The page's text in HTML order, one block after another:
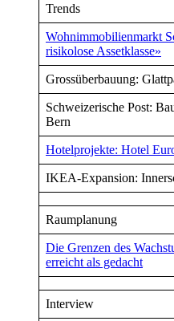
Trends
Wohnimmobilienmarkt
risikolose Assetklasse»
Grossüberbauung:
Schweizerische Post:
Bern
Hotelprojekte: Hotel
IKEA-Expansion:
Raumplanung
Die Grenzen des
erreicht als gedacht
Interview